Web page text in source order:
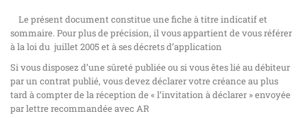
Le présent document constitue une fiche à titre indicatif et
sommaire. Pour plus de précision, il vous appartient de vous référer
à la loi du juillet 2005 et à ses décrets d’application
Si vous disposez d’une sûreté publiée ou si vous êtes lié au débiteur
par un contrat publié, vous devez déclarer votre créance au plus
tard à compter de la réception de « l’invitation à déclarer » envoyée
par lettre recommandée avec AR